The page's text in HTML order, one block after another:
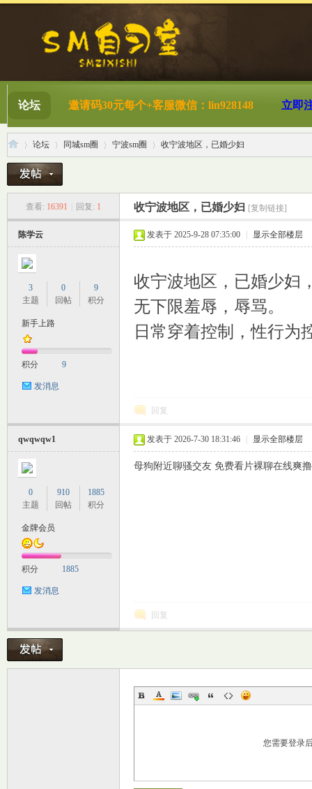
论坛 邀请码30元每个+客服微信：lin928148 立即
论坛
›
同城sm圈
›
宁波sm圈
›
收宁波地区，已婚少妇
查看: 16391 回复: 1 收宁波地区，已婚少妇 [复制链接]
陈学云
3
主题
0
回帖
9
积分
新手上路
积分 9
发消息
发表于 2025-9-28 07:35:00 显示全部楼层
收宁波地区，已婚少妇
无下限羞辱，辱骂。
日常穿着控制，性行为
回复
qwqwqw1
0
主题
910
回帖
1885
积分
金牌会员
积分 1885
发消息
发表于 2026-7-30 18:31:46 显示全部楼层
母狗附近聊骚交友 免费看片裸聊在线爽
回复
您需要登录